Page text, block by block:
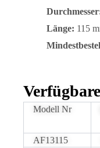
Länge: 115
Modell Nr
AF13115